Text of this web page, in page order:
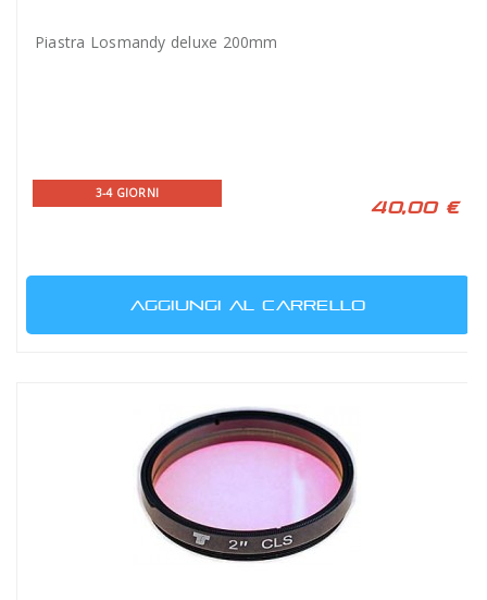
Piastra Losmandy deluxe 200mm
3-4 GIORNI
40,00 €
AGGIUNGI AL CARRELLO